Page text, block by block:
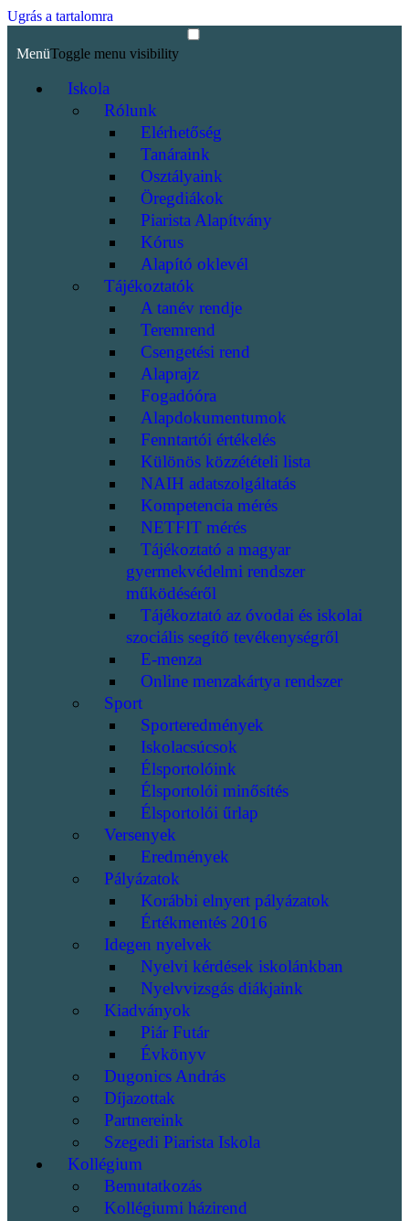
Ugrás a tartalomra
MenüToggle menu visibility
Iskola
Rólunk
Elérhetőség
Tanáraink
Osztályaink
Öregdiákok
Piarista Alapítvány
Kórus
Alapító oklevél
Tájékoztatók
A tanév rendje
Teremrend
Csengetési rend
Alaprajz
Fogadóóra
Alapdokumentumok
Fenntartói értékelés
Különös közzétételi lista
NAIH adatszolgáltatás
Kompetencia mérés
NETFIT mérés
Tájékoztató a magyar
gyermekvédelmi rendszer
működéséről
Tájékoztató az óvodai és iskolai
szociális segítő tevékenységről
E-menza
Online menzakártya rendszer
Sport
Sporteredmények
Iskolacsúcsok
Élsportolóink
Élsportolói minősítés
Élsportolói űrlap
Versenyek
Eredmények
Pályázatok
Korábbi elnyert pályázatok
Értékmentés 2016
Idegen nyelvek
Nyelvi kérdések iskolánkban
Nyelvvizsgás diákjaink
Kiadványok
Piár Futár
Évkönyv
Dugonics András
Díjazottak
Partnereink
Szegedi Piarista Iskola
Kollégium
Bemutatkozás
Kollégiumi házirend